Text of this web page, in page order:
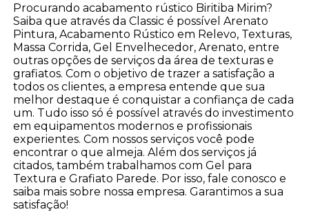
Procurando acabamento rústico Biritiba Mirim?
Saiba que através da Classic é possível Arenato
Pintura, Acabamento Rústico em Relevo, Texturas,
Massa Corrida, Gel Envelhecedor, Arenato, entre
outras opções de serviços da área de texturas e
grafiatos. Com o objetivo de trazer a satisfação a
todos os clientes, a empresa entende que sua
melhor destaque é conquistar a confiança de cada
um. Tudo isso só é possível através do investimento
em equipamentos modernos e profissionais
experientes. Com nossos serviços você pode
encontrar o que almeja. Além dos serviços já
citados, também trabalhamos com Gel para
Textura e Grafiato Parede. Por isso, fale conosco e
saiba mais sobre nossa empresa. Garantimos a sua
satisfação!